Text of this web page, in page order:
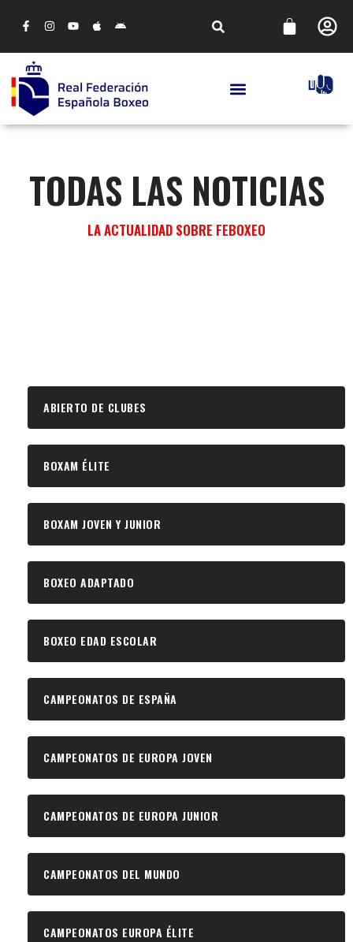
TODAS LAS NOTICIAS
LA ACTUALIDAD SOBRE FEBOXEO
ABIERTO DE CLUBES
BOXAM ÉLITE
BOXAM JOVEN Y JUNIOR
BOXEO ADAPTADO
BOXEO EDAD ESCOLAR
CAMPEONATOS DE ESPAÑA
CAMPEONATOS DE EUROPA JOVEN
CAMPEONATOS DE EUROPA JUNIOR
CAMPEONATOS DEL MUNDO
CAMPEONATOS EUROPA ÉLITE